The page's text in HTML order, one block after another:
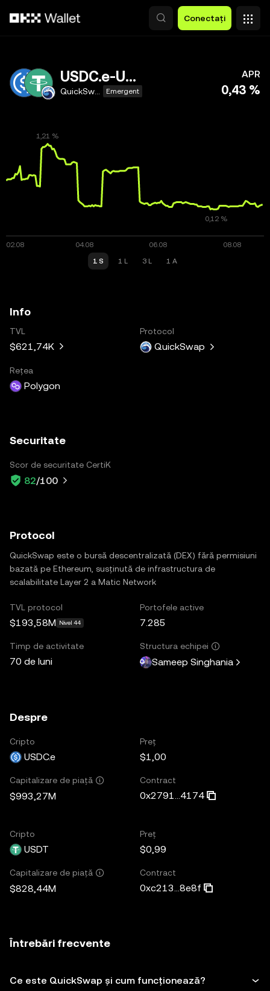
Conectați
USDC.e-USDT
Emergent
APR
0,43 %
1 S 1 L 3 L 1 A
Info
TVL
$621,74K
Protocol
QuickSwap
Rețea
Polygon
Securitate
Scor de securitate CertiK
82/100
Protocol
QuickSwap este o bursă descentralizată (DEX) fără permisiuni
bazată pe Ethereum, susținută de infrastructura de
scalabilitate Layer 2 a Matic Network
TVL protocol
$193,58M Nivel 44
Portofele active
7.285
Timp de activitate
70 de luni
Structura echipei
Sameep Singhania
Despre
Cripto
USDC.e
Preț
$1,00
Capitalizare de piață
$993,27M
Contract
0x2791...4174
Cripto
USDT
Preț
$0,99
Capitalizare de piață
$828,44M
Contract
0xc213...8e8f
Întrebări frecvente
Ce este QuickSwap și cum funcționează?